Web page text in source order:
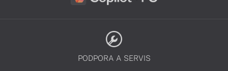
PODPORA A SERVIS